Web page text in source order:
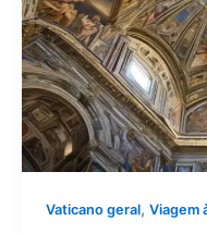
Vaticano geral, Viagem